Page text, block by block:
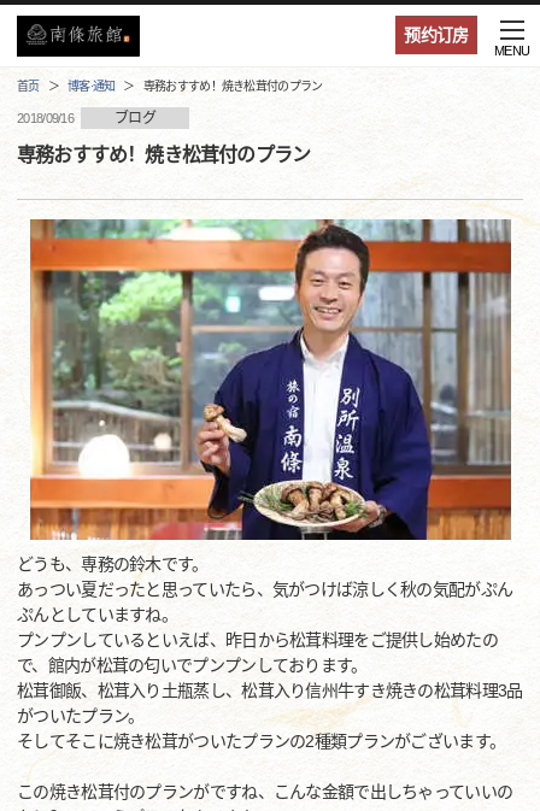
预约订房
MENU
首页 博客·通知 専務おすすめ！焼き松茸付のプラン
2018/09/16 ブログ
専務おすすめ！焼き松茸付のプラン
どうも、専務の鈴木です。
あっつい夏だったと思っていたら、気がつけば涼しく秋の気配がぷん
ぷんとしていますね。
プンプンしているといえば、昨日から松茸料理をご提供し始めたの
で、館内が松茸の匂いでプンプンしております。
松茸御飯、松茸入り土瓶蒸し、松茸入り信州牛すき焼きの松茸料理3品
がついたプラン。
そしてそこに焼き松茸がついたプランの2種類プランがございます。
この焼き松茸付のプランがですね、こんな金額で出しちゃっていいの